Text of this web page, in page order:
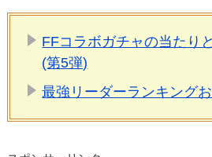
FFコラボガチャの当たり
(第5弾)
最強リーダーランキング